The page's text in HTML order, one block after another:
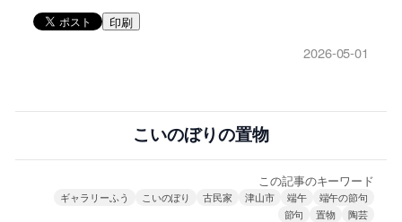
印刷
2026-05-01
こいのぼりの置物
この記事のキーワード
ギャラリーふう こいのぼり 古民家 津山市 端午
端午の節句
節句
置物 陶芸